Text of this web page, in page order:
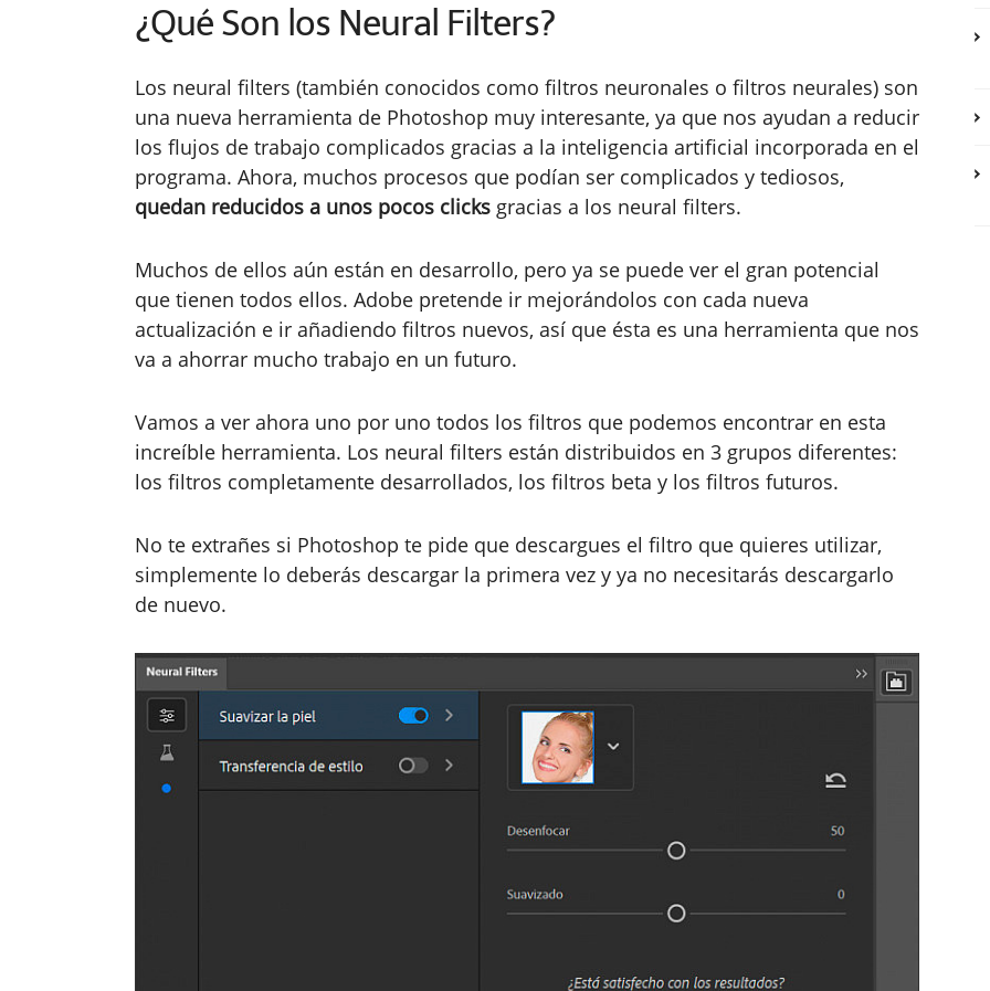
¿Qué Son los Neural Filters?
Los neural filters (también conocidos como filtros neuronales o filtros neurales) son
una nueva herramienta de Photoshop muy interesante, ya que nos ayudan a reducir
los flujos de trabajo complicados gracias a la inteligencia artificial incorporada en el
programa. Ahora, muchos procesos que podían ser complicados y tediosos,
quedan reducidos a unos pocos clicks gracias a los neural filters.
Muchos de ellos aún están en desarrollo, pero ya se puede ver el gran potencial
que tienen todos ellos. Adobe pretende ir mejorándolos con cada nueva
actualización e ir añadiendo filtros nuevos, así que ésta es una herramienta que nos
va a ahorrar mucho trabajo en un futuro.
Vamos a ver ahora uno por uno todos los filtros que podemos encontrar en esta
increíble herramienta. Los neural filters están distribuidos en 3 grupos diferentes:
los filtros completamente desarrollados, los filtros beta y los filtros futuros.
No te extrañes si Photoshop te pide que descargues el filtro que quieres utilizar,
simplemente lo deberás descargar la primera vez y ya no necesitarás descargarlo
de nuevo.